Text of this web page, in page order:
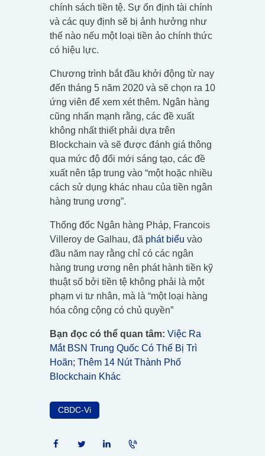
chính sách tiền tệ. Sự ổn định tài chính
và các quy định sẽ bị ảnh hưởng như
thế nào nếu một loại tiền ảo chính thức
có hiệu lực.
Chương trình bắt đầu khởi động từ nay
đến tháng 5 năm 2020 và sẽ chọn ra 10
ứng viên để xem xét thêm. Ngân hàng
cũng nhấn mạnh rằng, các đề xuất
không nhất thiết phải dựa trên
Blockchain và sẽ được đánh giá thông
qua mức độ đổi mới sáng tạo, các đề
xuất nên tập trung vào “một hoặc nhiều
cách sử dụng khác nhau của tiền ngân
hàng trung ương”.
Thống đốc Ngân hàng Pháp, Francois
Villeroy de Galhau, đã phát biểu vào
đầu năm nay rằng chỉ có các ngân
hàng trung ương nên phát hành tiền kỹ
thuật số bởi tiền tệ không phải là một
phạm vi tư nhân, mà là “một loại hàng
hóa công cộng có chủ quyền”
Bạn đọc có thể quan tâm: Việc Ra
Mắt BSN Trung Quốc Có Thể Bị Trì
Hoãn; Thêm 14 Nút Thành Phố
Blockchain Khác
CBDC-Vi